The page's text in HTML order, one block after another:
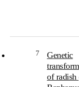
7
Genetic
of radish